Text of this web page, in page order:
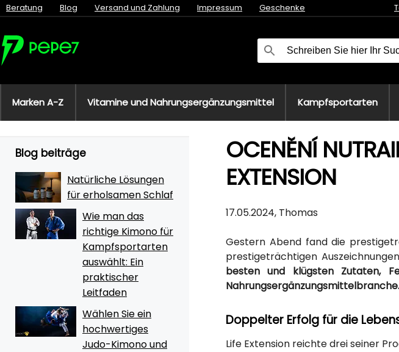
Beratung Blog Versand und Zahlung Impressum Geschenke
Marken A-Z Vitamine und Nahrungsergänzungsmittel Kampfsportarten
Blog beiträge
Natürliche Lösungen
für erholsamen Schlaf
Wie man das
richtige Kimono für
Kampfsportarten
auswählt: Ein
praktischer
Leitfaden
Wählen Sie ein
hochwertiges
Judo-Kimono und
OCENĚNÍ
EXTENSION
17.05.2024, Thomas
Gestern Abend fand die
prestigeträchtigen
besten und klügsten Zutaten,
Nahrungsergänzungsmittelbranche.
Doppelter Erfolg für die
Life Extension reichte drei seiner